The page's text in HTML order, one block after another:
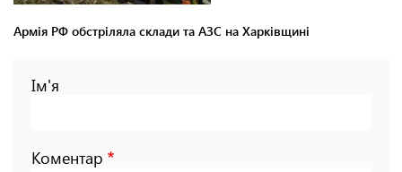
Армія РФ обстріляла склади та АЗС на Харківщині
Ім'я
Коментар